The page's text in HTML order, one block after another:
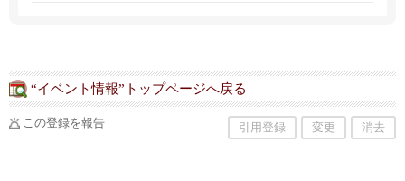
“イベント情報”トップページへ戻る
この登録を報告 引用登録 変更 消去